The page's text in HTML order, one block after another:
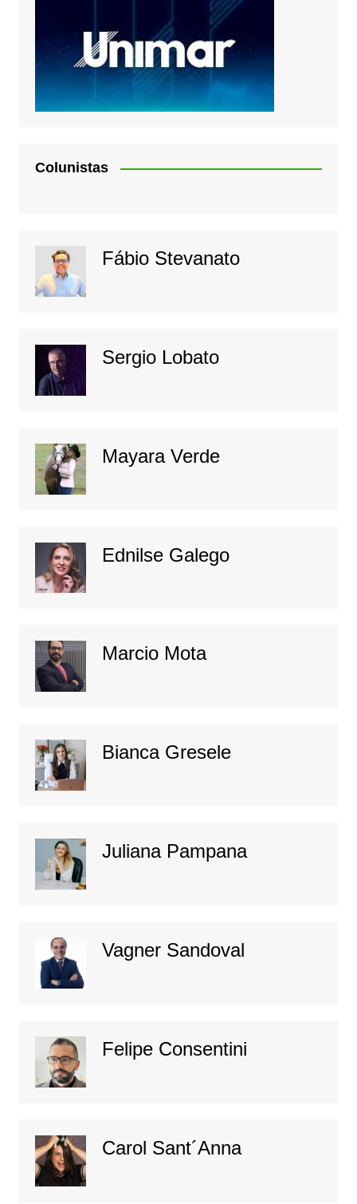
Colunistas
Fábio Stevanato
Sergio Lobato
Mayara Verde
Ednilse Galego
Marcio Mota
Bianca Gresele
Juliana Pampana
Vagner Sandoval
Felipe Consentini
Carol Sant´Anna